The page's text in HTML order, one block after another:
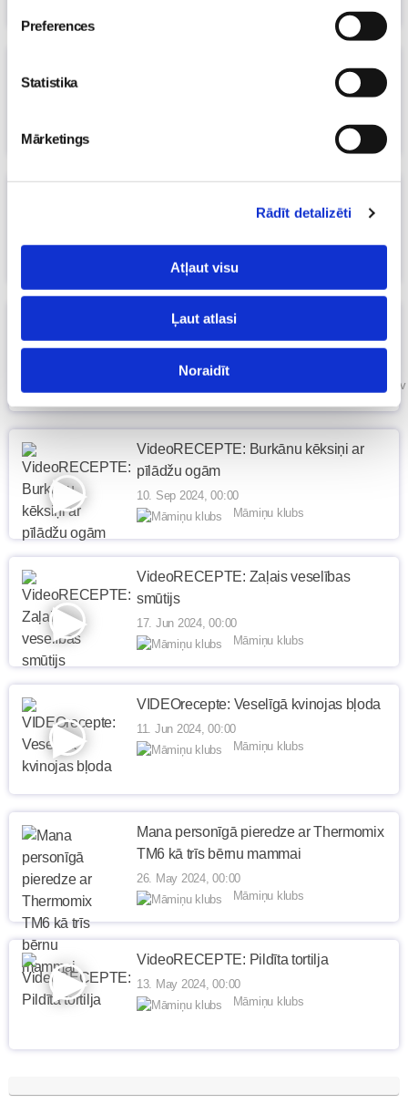
Preferences
Statistika
Mārketings
Rādīt detalizēti
Atļaut visu
Ļaut atlasi
Noraidīt
VideoRECEPTE: Veselīgie riekstu
Raw Cake - veselīgās kūkas Taviem
svētkiem
13. Nov 2024, 21:06
Kristīne Māmiņuklubs.lv
VideoRECEPTE: Burkānu kēksiņi ar
pīlādžu ogām
10. Sep 2024, 00:00
Māmiņu klubs
VideoRECEPTE: Zaļais veselības
smūtijs
17. Jun 2024, 00:00
Māmiņu klubs
VIDEOrecepte: Veselīgā kvinojas bļoda
11. Jun 2024, 00:00
Māmiņu klubs
Mana personīgā pieredze ar Thermomix
TM6 kā trīs bērnu mammai
26. May 2024, 00:00
Māmiņu klubs
VideoRECEPTE: Pildīta tortilja
13. May 2024, 00:00
Māmiņu klubs